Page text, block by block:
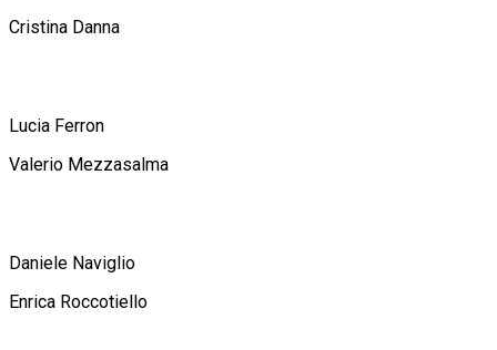
Cristina Danna
Lucia Ferron
Valerio Mezzasalma
Daniele Naviglio
Enrica Roccotiello